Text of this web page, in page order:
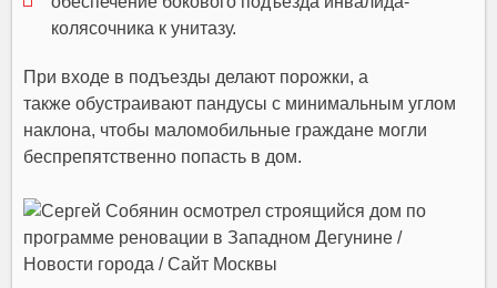
колясочника к унитазу.
При входе в подъезды делают порожки, а
также обустраивают пандусы с минимальным углом
наклона, чтобы маломобильные граждане могли
беспрепятственно попасть в дом.